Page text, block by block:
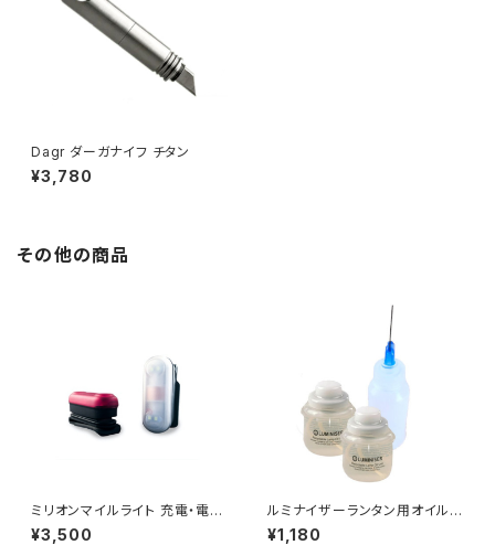
Dagr ダーガナイフ チタン
¥3,780
その他の商品
ミリオンマイルライト 充電・電池
が不要なLED安全ライト
¥3,500
ルミナイザーランタン用オイルユ
ニット２個＋燃料注入器
¥1,180